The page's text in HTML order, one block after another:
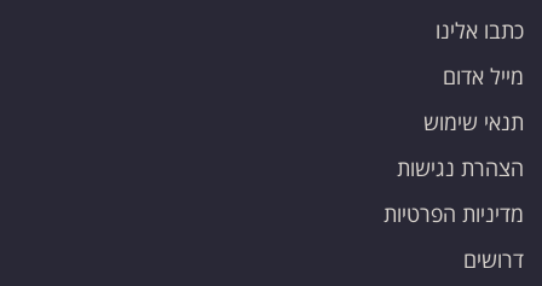
כתבו אלינו
מייל אדום
תנאי שימוש
הצהרת נגישות
מדיניות הפרטיות
דרושים